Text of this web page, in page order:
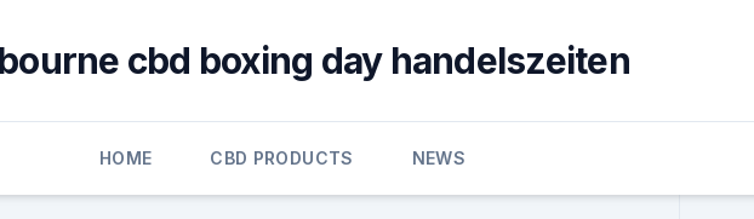
cbd boxing day handelszeiten
HOME CBD PRODUCTS NEWS